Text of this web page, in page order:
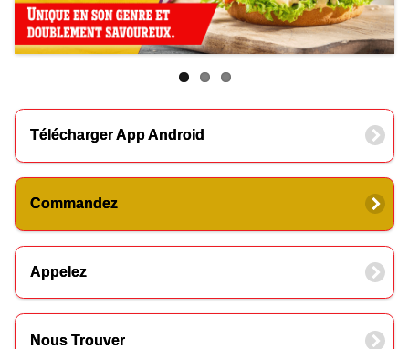
Télécharger App Android
Commandez
Appelez
Nous Trouver